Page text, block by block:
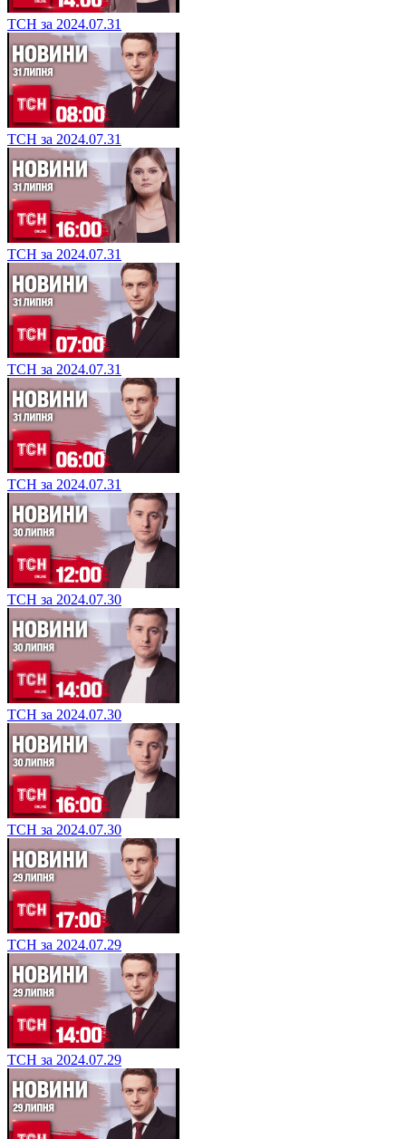
ТСН за 2024.07.31
ТСН за 2024.07.31
ТСН за 2024.07.31
ТСН за 2024.07.31
ТСН за 2024.07.31
ТСН за 2024.07.30
ТСН за 2024.07.30
ТСН за 2024.07.30
ТСН за 2024.07.29
ТСН за 2024.07.29